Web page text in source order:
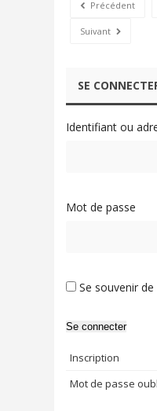
Précédent
Suivant
SE
Identifiant ou
Mot de passe
Se souvenir
Se connecter
Inscription
Mot de passe